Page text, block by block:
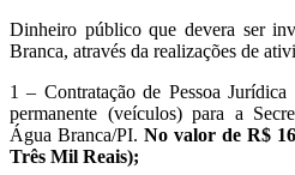
Dinheiro público que devera ser
Branca, através da realizações de
1 – Contratação de Pessoa
permanente (veículos) para a
Água Branca/PI. No valor de R$
Três Mil Reais);